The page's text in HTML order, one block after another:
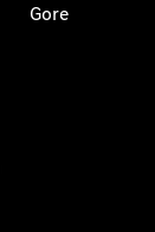
Gore